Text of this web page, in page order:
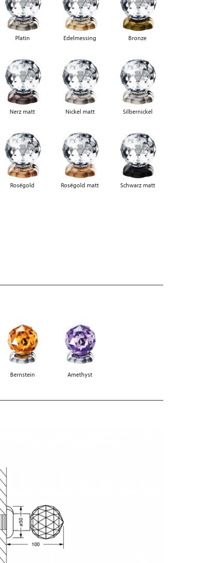
Platin Edelmessing Bronze
Nerz matt Nickel matt Silbernickel
Roségold Roségold matt Schwarz matt
Bernstein Amethyst